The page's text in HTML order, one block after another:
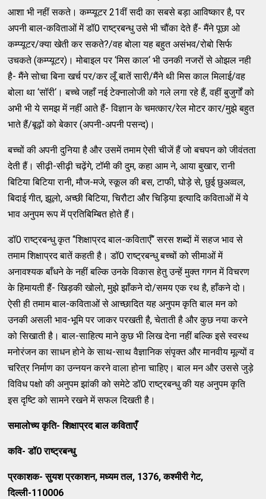
आशा भी नहीं सकते। कम्‍प्‍यूटर 21वीं सदी का सबसे बड़ा आविष्‍कार है, पर
अपनी बाल-कविताओं में डॉ0 राष्‍ट्रबन्‍धु उसे भी चौंका देते हैं- मैंने पूछा ओ
कम्‍प्‍यूटर/क्‍या खेती कर सकते?/वह बोला यह बहुत असंभव/रोबो सिर्फ
उचकते (कम्‍प्‍यूटर)। मोबाइल पर ‘मिस काल‘ भी उनकी नजरों से ओझल नही
है- मैंने सोचा बिना खर्च पर/कर लूँ बातें सारी/मैंने थी मिस काल मिलाई/वह
बोला था ‘सॉरी‘। बच्‍चे जहाँ नई टेक्‍नालोजी को गले लगा रहे हैं, वहीं बुजुर्गों को
अभी भी ये समझ में नहीं आते हैं- विज्ञान के चमत्‍कार/रेल मोटर कार/मुझे बहुत
भाते हैं/बूढ़ों को बेकार (अपनी-अपनी पसन्‍द)।
बच्‍चों की अपनी दुनिया है और उसमें तमाम ऐसी चीजें हैं जो बचपन को जीवंतता
देती हैं। सीढ़ी-सीढ़ी चढ़ेंगे, टॉमी की दुम, कहा आम ने, आया बुखार, रानी
बिटिया बिटिया रानी, मौज-मजे, स्‍कूल की बस, टाफी, घोड़े से, छुई छुअव्‍वल,
बिदाई गीत, झूलो, अच्‍छी बिटिया, चिरौटा और चिड़िया इत्‍यादि कविताओं में ये
भाव अनुपम रूप में प्रतिबिम्‍बित होते हैं।
डॉ0 राष्‍ट्रबन्‍धु कृत ‘‘शिक्षाप्रद बाल-कविताएँ‘‘ सरस शब्‍दों में सहज भाव से
तमाम शिक्षाप्रद बातें कहती है। डॉ0 राष्‍ट्रबन्‍धु बच्‍चों को सीमाओं में
अनावश्‍यक बाँधने के नहीं बल्‍कि उनके विकास हेतु उन्‍हें मुक्‍त गगन में विचरण
के हिमायती हैं- खिड़की खोलो, मुझे झाँकने दो/समय एक रथ है, हाँकने दो।
ऐसी ही तमाम बाल-कविताओं से आच्‍छादित यह अनुपम कृति बाल मन को
उनकी असली भाव-भूमि पर जाकर परखती है, चेताती है और कुछ नया करने
को सिखाती है। बाल-साहित्‍य माने कुछ भी लिख देना नहीं बल्‍कि इसे स्‍वस्‍थ
मनोरंजन का साधन होने के साथ-साथ वैज्ञानिक संपृक्‍त और मानवीय मूल्‍यों व
चरित्र निर्माण का उन्‍नयन करने वाला होना चाहिए। बाल मन और उससे जुड़े
विविध पक्षो की अनुपम झांकी को समेटे डॉ0 राष्‍ट्रबन्‍धु की यह अनुपम कृति
इस दृष्‍टि को सामने रखने में सफल दिखती है।
समालोच्‍य कृति- शिक्षाप्रद बाल कविताएँ
कवि- डॉ0राष्‍ट्रबन्‍धु
प्रकाशक- सुयश प्रकाशन,मध्‍यम तल, 1376,कश्‍मीरी गेट,
दिल्‍ली-110006